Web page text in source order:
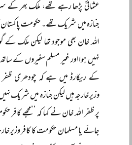
عثمانیؒ پڑھا رہے تھے، ملک بھر کے
جنازہ میں شریک تھے۔ حکومت پاکستان
اللہ خان بھی موجود تھا لیکن ملک
نہیں ہوا اور غیر مسلم سفیروں کے
کے ریکارڈ میں ہے کہ چودھری
وزیرخارجہ ہیں لیکن جنازہ میں شریک
پر ظفر اللہ خان نے کہا کہ ’’مجھے کافر
جائے یا مسلمان حکومت کا کافر